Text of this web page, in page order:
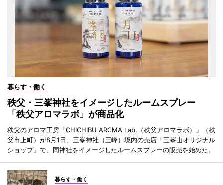
暮らす・働く
秩父・三峯神社をイメージしたルームスプレー
「秩父アロマラボ」が商品化
秩父のアロマ工房「CHICHIBU AROMA Lab.（秩父アロマラボ）」（秩
父市上町）が8月1日、三峯神社（三峰）境内の売店「三峯山オリジナル
ショップ」で、同神社をイメージしたルームスプレーの販売を始めた。
暮らす・働く